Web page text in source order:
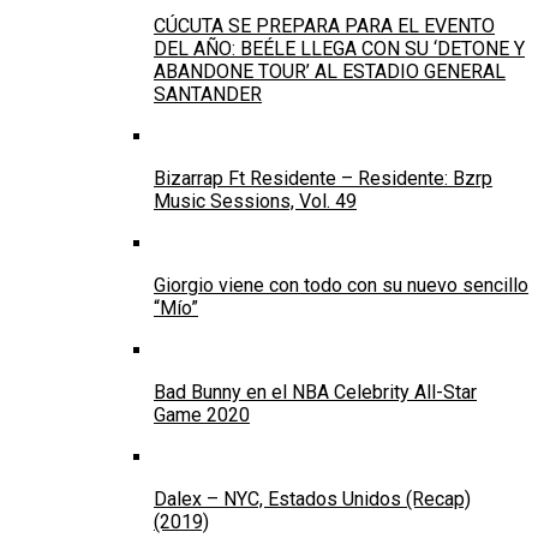
CÚCUTA SE PREPARA PARA EL EVENTO
DEL AÑO: BEÉLE LLEGA CON SU ‘DETONE Y
ABANDONE TOUR’ AL ESTADIO GENERAL
SANTANDER
Bizarrap Ft Residente – Residente: Bzrp
Music Sessions, Vol. 49
Giorgio viene con todo con su nuevo sencillo
“Mío”
Bad Bunny en el NBA Celebrity All-Star
Game 2020
Dalex – NYC, Estados Unidos (Recap)
(2019)